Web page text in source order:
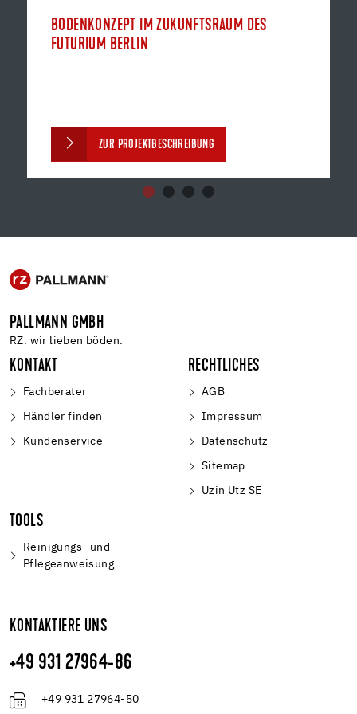
BODENKONZEPT IM ZUKUNFTSRAUM DES
FUTURIUM BERLIN
ZUR PROJEKTBESCHREIBUNG
PALLMANN GMBH
RZ. wir lieben böden.
KONTAKT
Fachberater
Händler finden
Kundenservice
RECHTLICHES
AGB
Impressum
Datenschutz
Sitemap
Uzin Utz SE
TOOLS
Reinigungs- und
Pflegeanweisung
KONTAKTIERE UNS
+49 931 27964-86
+49 931 27964-50